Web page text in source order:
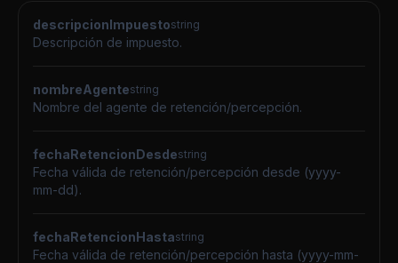
descripcionImpuestostring
Descripción de impuesto.
nombreAgentestring
Nombre del agente de retención/percepción.
fechaRetencionDesdestring
Fecha válida de retención/percepción desde (yyyy-
mm-dd).
fechaRetencionHastastring
Fecha válida de retención/percepción hasta (yyyy-mm-